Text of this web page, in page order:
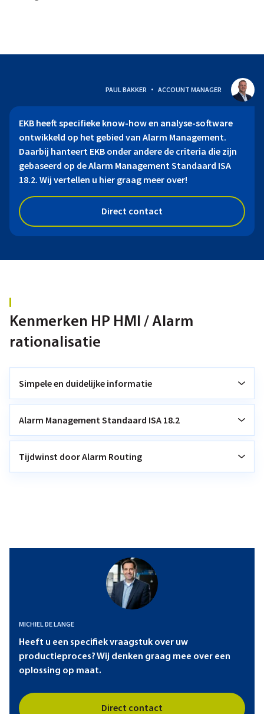
PAUL BAKKER ACCOUNT MANAGER
EKB heeft specifieke know-how en analyse-software
ontwikkeld op het gebied van Alarm Management.
Daarbij hanteert EKB onder andere de criteria die zijn
gebaseerd op de Alarm Management Standaard ISA
18.2. Wij vertellen u hier graag meer over!
Direct contact
Kenmerken HP HMI / Alarm
rationalisatie
Simpele en duidelijke informatie
Alarm Management Standaard ISA 18.2
Tijdwinst door Alarm Routing
MICHIEL DE LANGE
Heeft u een specifiek vraagstuk over uw
productieproces? Wij denken graag mee over een
oplossing op maat.
Direct contact